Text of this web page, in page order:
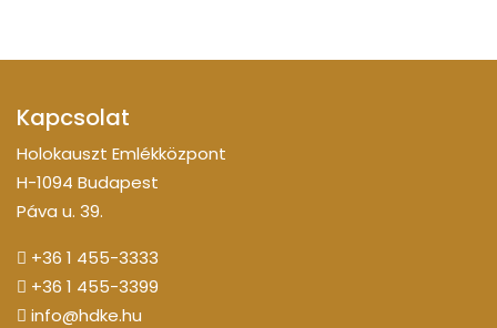
Kapcsolat
Holokauszt Emlékközpont
H-1094 Budapest
Páva u. 39.
+36 1 455-3333
+36 1 455-3399
info@hdke.hu